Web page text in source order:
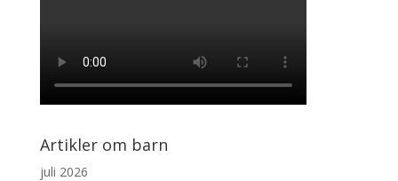
Artikler om barn
juli 2026